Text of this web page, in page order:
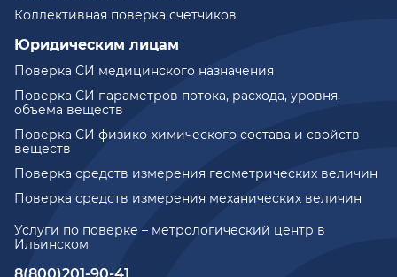
Услуги по поверке – метрологический центр в
Ильинском
Коллективная поверка счетчиков
Юридическим лицам
Поверка СИ медицинского назначения
Поверка СИ параметров потока, расхода, уровня,
объема веществ
Поверка СИ физико-химического состава и свойств
веществ
Поверка средств измерения геометрических величин
Поверка средств измерения механических величин